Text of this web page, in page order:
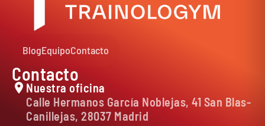
Contacto
Nuestra oficina
Calle Hermanos García Noblejas, 41 San Blas-
Canillejas, 28037 Madrid
BlogEquipoContacto